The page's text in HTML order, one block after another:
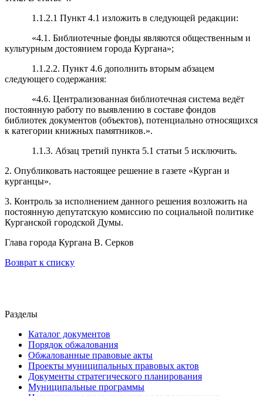
1.1.2.1 Пункт 4.1 изложить в следующей редакции:
«4.1. Библиотечные фонды являются общественным и
культурным достоянием города Кургана»;
1.1.2.2. Пункт 4.6 дополнить вторым абзацем
следующего содержания:
«4.6. Централизованная библиотечная система ведёт
постоянную работу по выявлению в составе фондов
библиотек документов (объектов), потенциально относящихся
к категории книжных памятников.».
1.1.3. Абзац третий пункта 5.1 статьи 5 исключить.
2. Опубликовать настоящее решение в газете «Курган и
курганцы».
3. Контроль за исполнением данного решения возложить на
постоянную депутатскую комиссию по социальной политике
Курганской городской Думы.
Глава города Кургана В. Серков
Возврат к списку
Разделы
Каталог документов
Порядок обжалования
Обжалованные правовые акты
Проекты муниципальных правовых актов
Документы стратегического планирования
Муниципальные программы